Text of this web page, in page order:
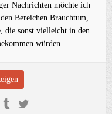
Nachrichten möchte ich
Bereichen Brauchtum,
die sonst vielleicht in den
würden.